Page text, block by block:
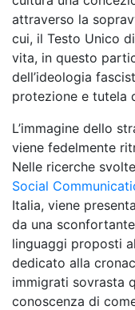
attraverso la
cui, il Testo Unico
vita, in questo
dell’ideologia
protezione e tutela
L’immagine dello
viene fedelmente
Nelle ricerche
Social
Italia, viene
da una
linguaggi proposti
dedicato alla
immigrati sovrasta
conoscenza di